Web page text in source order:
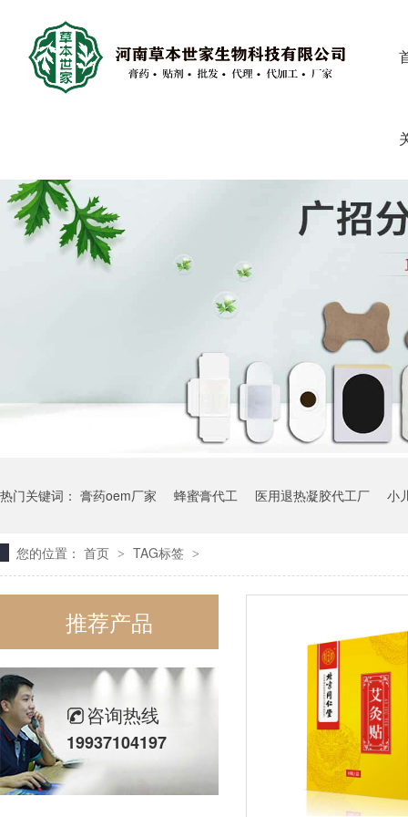
热门关键词： 膏药oem厂家 蜂蜜膏代工 医用退热凝胶代工厂 小
您的位置： 首页 > TAG标签 >
推荐产品
咨询热线
19937104197